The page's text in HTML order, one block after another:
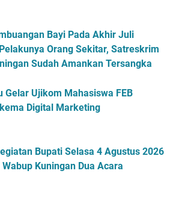
Bayi Pada Akhir Juli
Orang Sekitar, Satreskrim
Sudah Amankan Tersangka
Gelar Ujikom Mahasiswa FEB
Digital Marketing
Bupati Selasa 4 Agustus 2026
Kuningan Dua Acara